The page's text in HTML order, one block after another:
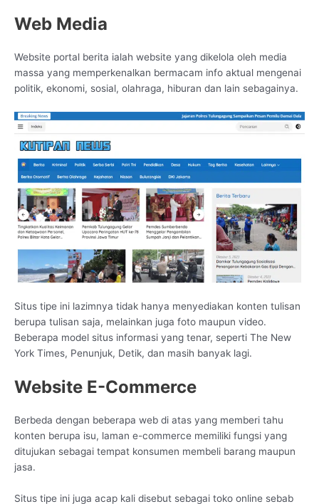
Web Media
Website portal berita ialah website yang dikelola oleh media
massa yang memperkenalkan bermacam info aktual mengenai
politik, ekonomi, sosial, olahraga, hiburan dan lain sebagainya.
Situs tipe ini lazimnya tidak hanya menyediakan konten tulisan
berupa tulisan saja, melainkan juga foto maupun video.
Beberapa model situs informasi yang tenar, seperti The New
York Times, Penunjuk, Detik, dan masih banyak lagi.
Website E-Commerce
Berbeda dengan beberapa web di atas yang memberi tahu
konten berupa isu, laman e-commerce memiliki fungsi yang
ditujukan sebagai tempat konsumen membeli barang maupun
jasa.
Situs tipe ini juga acap kali disebut sebagai toko online sebab